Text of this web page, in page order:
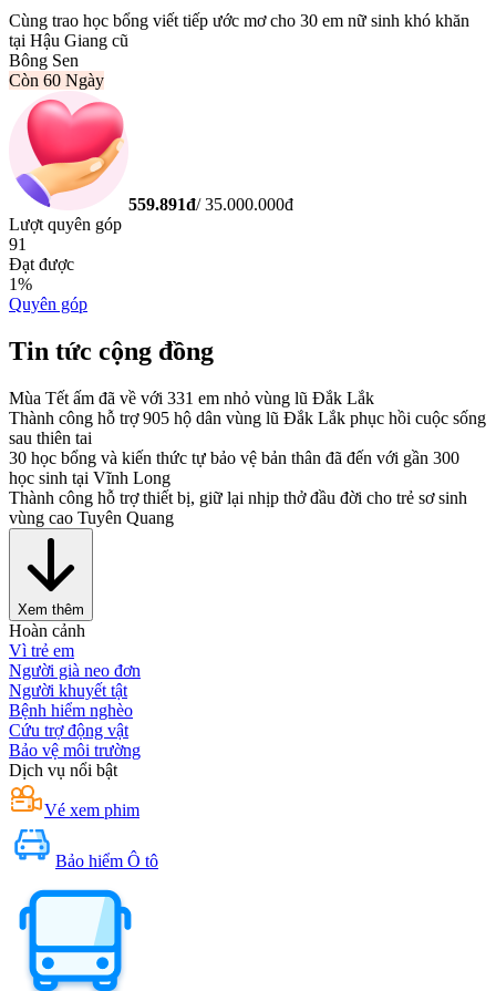
Cùng trao học bổng viết tiếp ước mơ cho 30 em nữ sinh khó khăn
tại Hậu Giang cũ
Bông Sen
Còn 60 Ngày
559.891đ/35.000.000đ
Lượt quyên góp
91
Đạt được
1%
Quyên góp
Tin tức cộng đồng
Mùa Tết ấm đã về với 331 em nhỏ vùng lũ Đắk Lắk
Thành công hỗ trợ 905 hộ dân vùng lũ Đắk Lắk phục hồi cuộc sống
sau thiên tai
30 học bổng và kiến thức tự bảo vệ bản thân đã đến với gần 300
học sinh tại Vĩnh Long
Thành công hỗ trợ thiết bị, giữ lại nhịp thở đầu đời cho trẻ sơ sinh
vùng cao Tuyên Quang
Xem thêm
Hoàn cảnh
Vì trẻ em
Người già neo đơn
Người khuyết tật
Bệnh hiểm nghèo
Cứu trợ động vật
Bảo vệ môi trường
Dịch vụ nổi bật
Vé xem phim
Bảo hiểm Ô tô